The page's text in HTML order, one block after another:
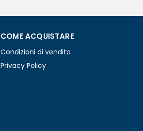
COME ACQUISTARE
Condizioni di vendita
Privacy Policy